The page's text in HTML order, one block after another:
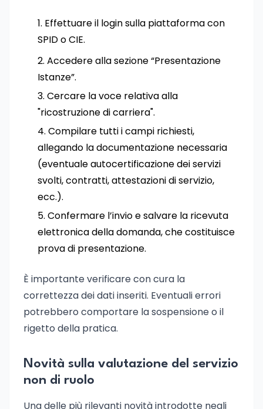
Effettuare il login sulla piattaforma con
SPID o CIE.
Accedere alla sezione “Presentazione
Istanze”.
Cercare la voce relativa alla
"ricostruzione di carriera".
Compilare tutti i campi richiesti,
allegando la documentazione necessaria
(eventuale autocertificazione dei servizi
svolti, contratti, attestazioni di servizio,
ecc.).
Confermare l’invio e salvare la ricevuta
elettronica della domanda, che costituisce
prova di presentazione.
È importante verificare con cura la
correttezza dei dati inseriti. Eventuali errori
potrebbero comportare la sospensione o il
rigetto della pratica.
Novità sulla valutazione del servizio
non di ruolo
Una delle più rilevanti novità introdotte negli